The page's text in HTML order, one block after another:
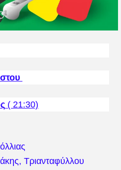
( 21:30)
Τριανταφύλλου